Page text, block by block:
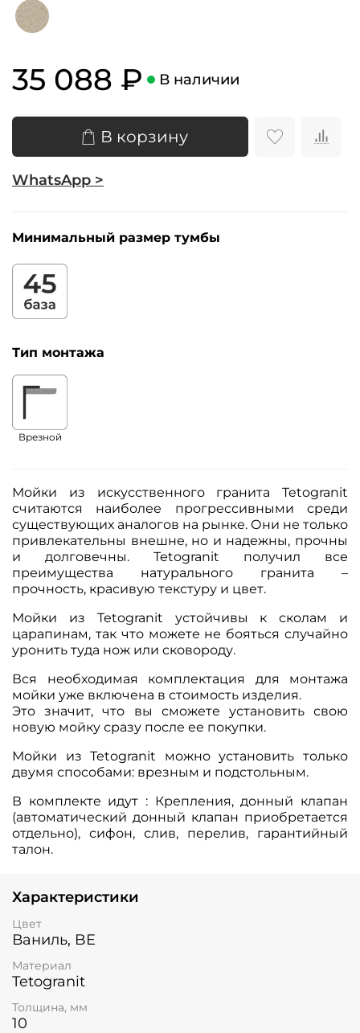
35 088 ₽ В наличии
В корзину
WhatsApp >
Минимальный размер тумбы
Тип монтажа
Врезной
Мойки из искусственного гранита Tetogranit
считаются наиболее прогрессивными среди
существующих аналогов на рынке. Они не только
привлекательны внешне, но и надежны, прочны
и долговечны. Tetogranit получил все
преимущества натурального гранита –
прочность, красивую текстуру и цвет.
Мойки из Tetogranit устойчивы к сколам и
царапинам, так что можете не бояться случайно
уронить туда нож или сковороду.
Вся необходимая комплектация для монтажа
мойки уже включена в стоимость изделия.
Это значит, что вы сможете установить свою
новую мойку сразу после ее покупки.
Мойки из Tetogranit можно установить только
двумя способами: врезным и подстольным.
В комплекте идут : Крепления, донный клапан
(автоматический донный клапан приобретается
отдельно), сифон, слив, перелив, гарантийный
талон.
Характеристики
Цвет
Ваниль, BE
Материал
Tetogranit
Толщина, мм
10